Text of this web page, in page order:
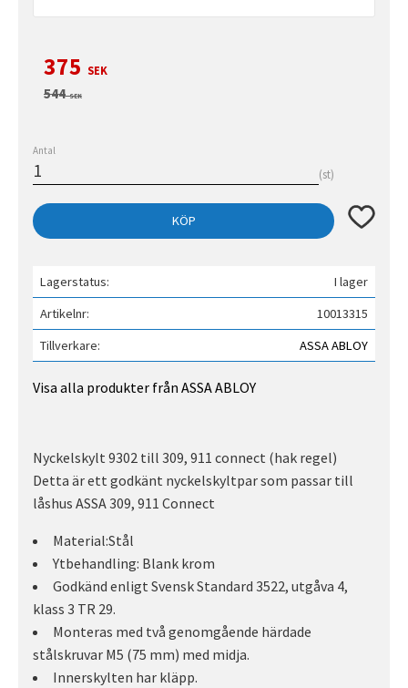
Nedsatt pris:
375 SEK
Ordinarie pris:
544SEK
Antal
st
KÖP Lägg till
Lagerstatus
I lager
Artikelnr
10013315
Tillverkare
ASSA ABLOY
Visa alla produkter från ASSA ABLOY
Nyckelskylt 9302 till 309, 911 connect (hak regel)
Detta är ett godkänt nyckelskyltpar som passar till
låshus ASSA 309, 911 Connect
Material:Stål
Ytbehandling: Blank krom
Godkänd enligt Svensk Standard 3522, utgåva 4,
klass 3 TR 29.
Monteras med två genomgående härdade
stålskruvar M5 (75 mm) med midja.
Innerskylten har kläpp.